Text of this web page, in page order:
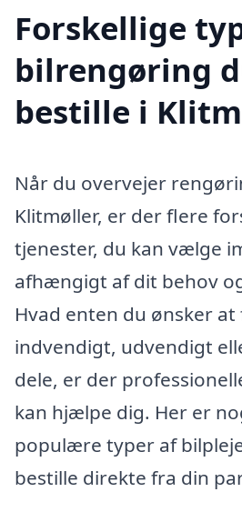
Forskellige
bilrengøring
bestille i
Når du overvejer
Klitmøller, er der flere
tjenester, du kan vælge
afhængigt af dit behov
Hvad enten du ønsker
indvendigt, udvendigt
dele, er der
kan hjælpe dig. Her er
populære typer af
bestille direkte fra din